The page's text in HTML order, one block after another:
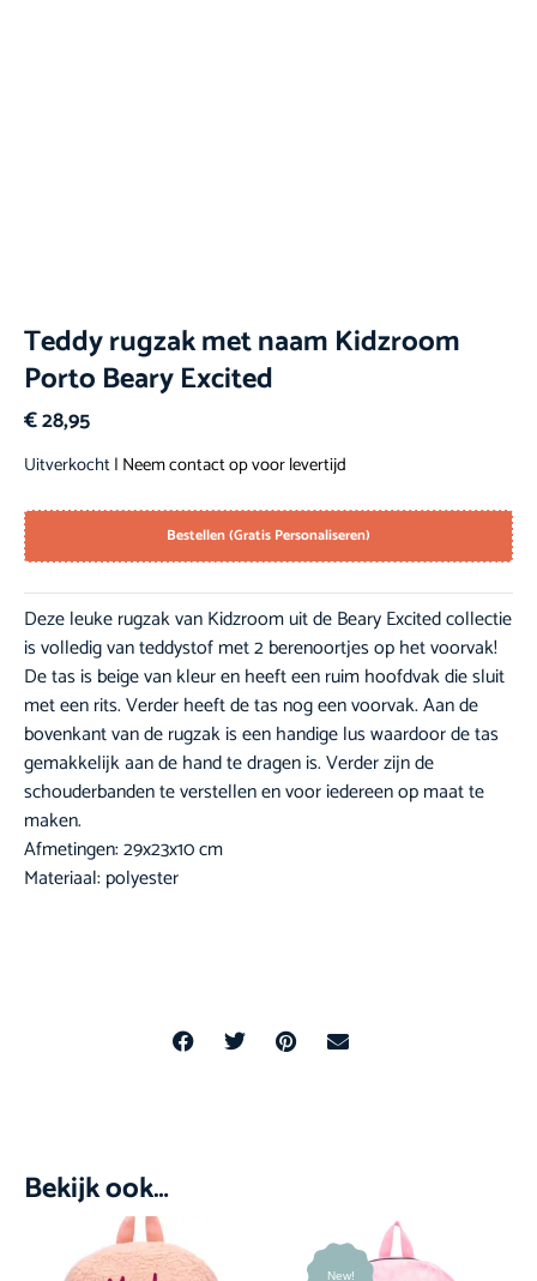
Teddy rugzak met naam Kidzroom
Porto Beary Excited
€28,95
Uitverkocht| Neem contact op voor levertijd
Bestellen (Gratis Personaliseren)
Deze leuke rugzak van Kidzroom uit de Beary Excited collectie
is volledig van teddystof met 2 berenoortjes op het voorvak!
De tas is beige van kleur en heeft een ruim hoofdvak die sluit
met een rits. Verder heeft de tas nog een voorvak. Aan de
bovenkant van de rugzak is een handige lus waardoor de tas
gemakkelijk aan de hand te dragen is. Verder zijn de
schouderbanden te verstellen en voor iedereen op maat te
maken.
Afmetingen: 29x23x10 cm
Materiaal: polyester
Bekijk ook…
New!